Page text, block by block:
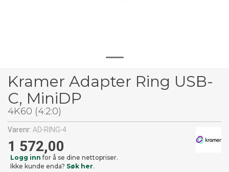
Kramer Adapter Ring USB-
C, MiniDP
4K60 (4:2:0)
Varenr: AD-RING-4
1 572,00
Logg inn for å se dine nettopriser.
Ikke kunde enda? Søk her.